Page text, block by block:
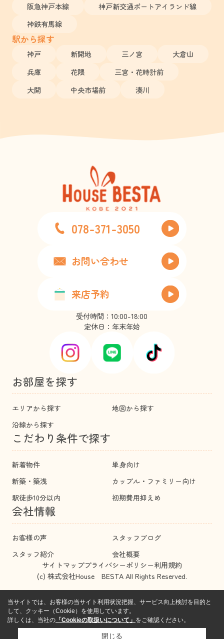
阪急神戸本線
神戸新交通ポートアイランド線
神鉄有馬線
駅から探す
神戸 新開地 三ノ宮
大倉山
兵庫
花隈
三宮・花時計前
大開
中央市場前 湊川
078-371-3050
お問い合わせ
来店予約
受付時間：10:00-18:00
定休日：年末年始
お部屋を探す
エリアから探す
地図から探す
沿線から探す
こだわり条件で探す
新着物件
単身向け
新築・築浅
カップル・ファミリー向け
駅徒歩10分以内
初期費用抑えめ
会社情報
お客様の声
スタッフブログ
スタッフ紹介
会社概要
サイトマッププライバシーポリシー利用規約
(c) 株式会社House BESTA All Rights Reserved.
当サイトでは、お客様の当サイト利用状況把握、サービス向上検討を目的と
して、クッキー（Cookie）を使用しています。
詳しくは、当社の 「Cookieの取扱いについて」 をご確認ください。
閉じる